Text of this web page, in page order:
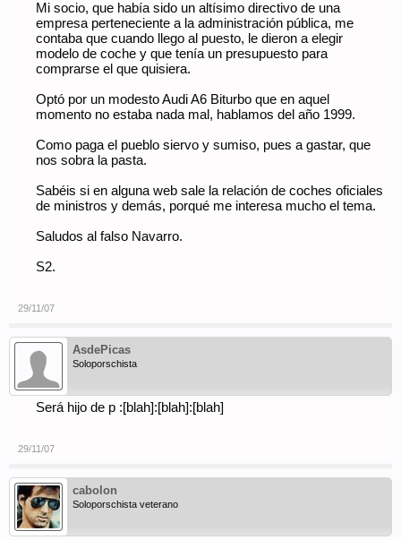
Mi socio, que había sido un altísimo directivo de una
empresa perteneciente a la administración pública, me
contaba que cuando llego al puesto, le dieron a elegir
modelo de coche y que tenía un presupuesto para
comprarse el que quisiera.
Optó por un modesto Audi A6 Biturbo que en aquel
momento no estaba nada mal, hablamos del año 1999.
Como paga el pueblo siervo y sumiso, pues a gastar, que
nos sobra la pasta.
Sabéis si en alguna web sale la relación de coches oficiales
de ministros y demás, porqué me interesa mucho el tema.
Saludos al falso Navarro.
S2.
29/11/07
AsdePicas
Soloporschista
Será hijo de p :[blah]:[blah]:[blah]
29/11/07
cabolon
Soloporschista veterano